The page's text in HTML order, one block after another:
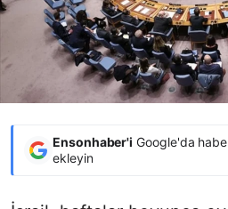
Ensonhaber'i Google'da
ekleyin